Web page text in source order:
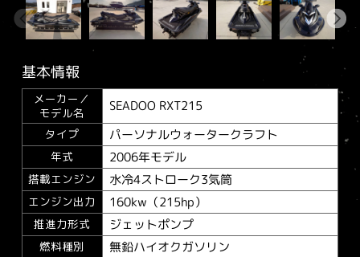
基本情報
メーカー／
モデル名
SEADOO RXT215
タイプ パーソナルウォータークラフト
年式 2006年モデル
搭載エンジン 水冷4ストローク3気筒
エンジン出力 160kw（215hp）
推進力形式 ジェットポンプ
燃料種別 無鉛ハイオクガソリン